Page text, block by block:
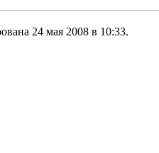
24 мая 2008 в 10:33.